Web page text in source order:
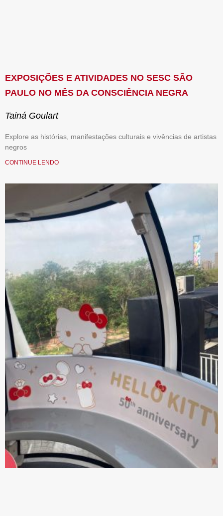
EXPOSIÇÕES E ATIVIDADES NO SESC SÃO
PAULO NO MÊS DA CONSCIÊNCIA NEGRA
Tainá Goulart
Explore as histórias, manifestações culturais e vivências de artistas
negros
CONTINUE LENDO